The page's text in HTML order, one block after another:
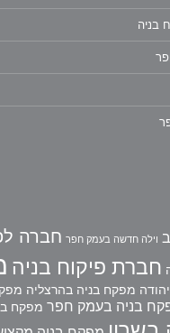
בניה
וילה חדשה בעמק חפר חברה
חברת פיקוח בניה
מפקח בניה בהרצליה
בניה בעמק חפר מפקח